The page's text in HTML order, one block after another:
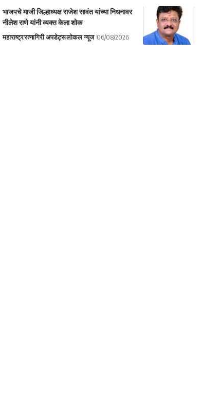
भाजपचे माजी जिल्हाध्यक्ष राजेश सावंत यांच्या निधनावर
नीलेश राणे यांनी व्यक्त केला शोक
महाराष्ट्ररत्नागिरी अपडेट्सलोकल न्यूज 06/08/2026